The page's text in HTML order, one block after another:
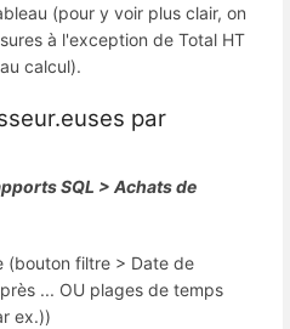
(pour y voir plus clair, on
à l'exception de Total HT
calcul).
par
SQL > Achats de
(bouton filtre > Date de
... OU plages de temps
ex.))